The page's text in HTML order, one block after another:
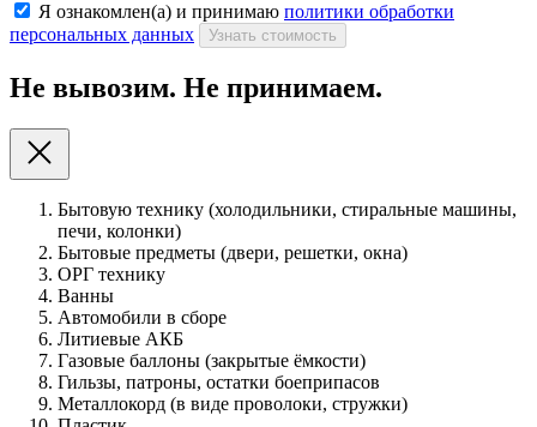
Я ознакомлен(а) и принимаю политики обработки
персональных данных
Узнать стоимость
Не вывозим. Не принимаем.
Бытовую технику (холодильники, стиральные машины,
печи, колонки)
Бытовые предметы (двери, решетки, окна)
ОРГ технику
Ванны
Автомобили в сборе
Литиевые АКБ
Газовые баллоны (закрытые ёмкости)
Гильзы, патроны, остатки боеприпасов
Металлокорд (в виде проволоки, стружки)